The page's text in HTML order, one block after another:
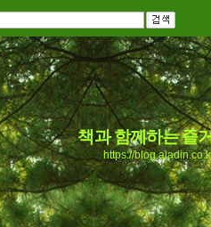
책과 함께하는 즐
https://